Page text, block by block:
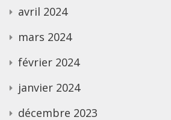
avril 2024
mars 2024
février 2024
janvier 2024
décembre 2023